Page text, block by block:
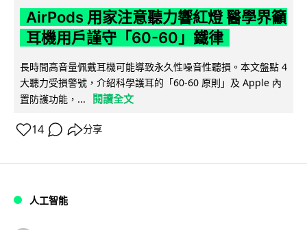
AirPods 用家注意聽力響紅燈 醫學界籲
耳機用戶謹守「60-60」鐵律
長時間高音量佩戴耳機可能導致永久性噪音性聽損。本文盤點 4
大聽力受損警號，介紹科學護耳的「60-60 原則」及 Apple 內
置防護功能，...
閱讀全文
14 分享
人工智能